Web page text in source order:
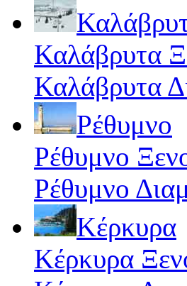
Καλάβρυτα
Καλάβρυτα
Ρέθυμνο
Ρέθυμνο
Ρέθυμνο
Κέρκυρα
Κέρκυρα